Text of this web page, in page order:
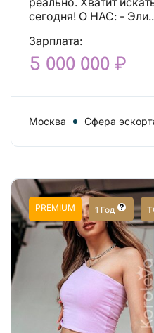
сегодня! О НАС: -
Зарплата:
5 000 000 ₽
Москва Сфера
PREMIUM 1 Год